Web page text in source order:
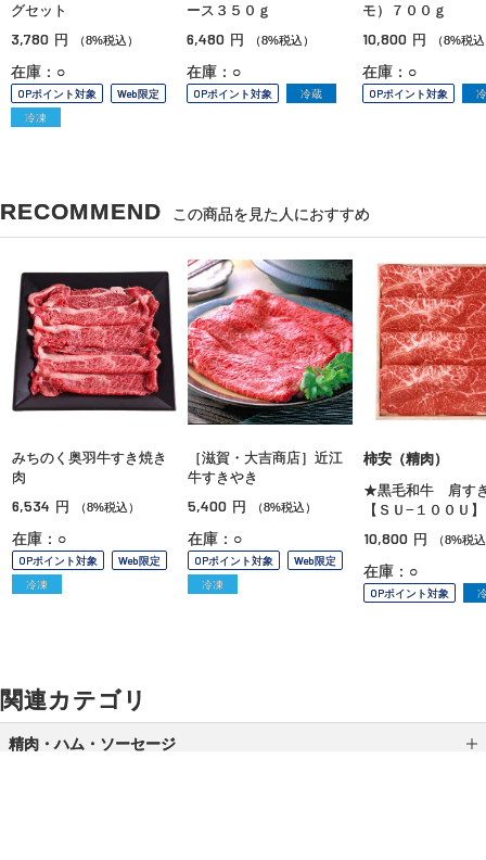
グセット
3,780 円 （8%税込）
在庫：○
OPポイント対象
Web限定
冷凍
ース３５０ｇ
6,480 円 （8%税込）
在庫：○
OPポイント対象 冷蔵
モ）７００ｇ
10,800 円 （8%税
在庫：○
OPポイント対象
RECOMMEND この商品を見た人におすすめ
みちのく奥羽牛すき焼き
肉
6,534 円 （8%税込）
在庫：○
OPポイント対象
Web限定
冷凍
［滋賀・大吉商店］近江
牛すきやき
5,400 円 （8%税込）
在庫：○
OPポイント対象
Web限定
冷凍
柿安（精肉）
★黒毛和牛 肩す
【ＳＵ−１００Ｕ】
10,800 円 （8%税
在庫：○
OPポイント対象
関連カテゴリ
精肉・ハム・ソーセージ